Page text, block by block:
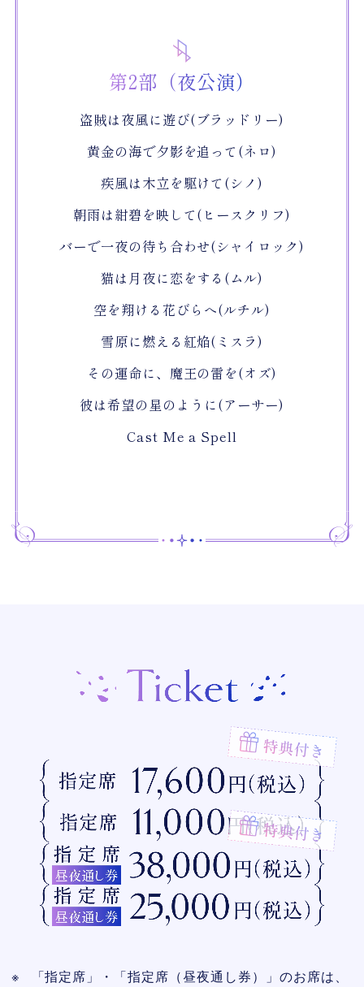
第2部（夜公演）
盗賊は夜風に遊び(ブラッドリー)
黄金の海で夕影を追って(ネロ)
疾風は木立を駆けて(シノ)
朝雨は紺碧を映して(ヒースクリフ)
バーで一夜の待ち合わせ(シャイロック)
猫は月夜に恋をする(ムル)
空を翔ける花びらへ(ルチル)
雪原に燃える紅焔(ミスラ)
その運命に、魔王の雷を(オズ)
彼は希望の星のように(アーサー)
Cast Me a Spell
「指定席」・「指定席（昼夜通し券）」のお席は、